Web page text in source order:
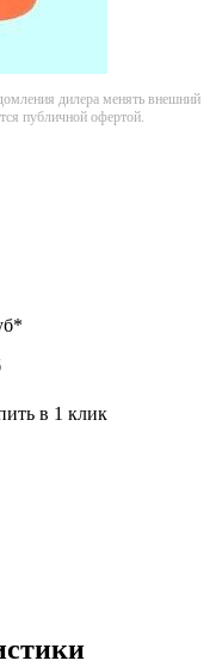
дилера менять внешний
публичной офертой.
*
в 1 клик